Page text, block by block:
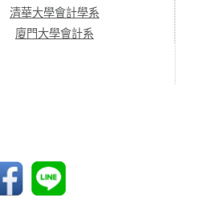
清華大學會計學系
廈門大學會計系